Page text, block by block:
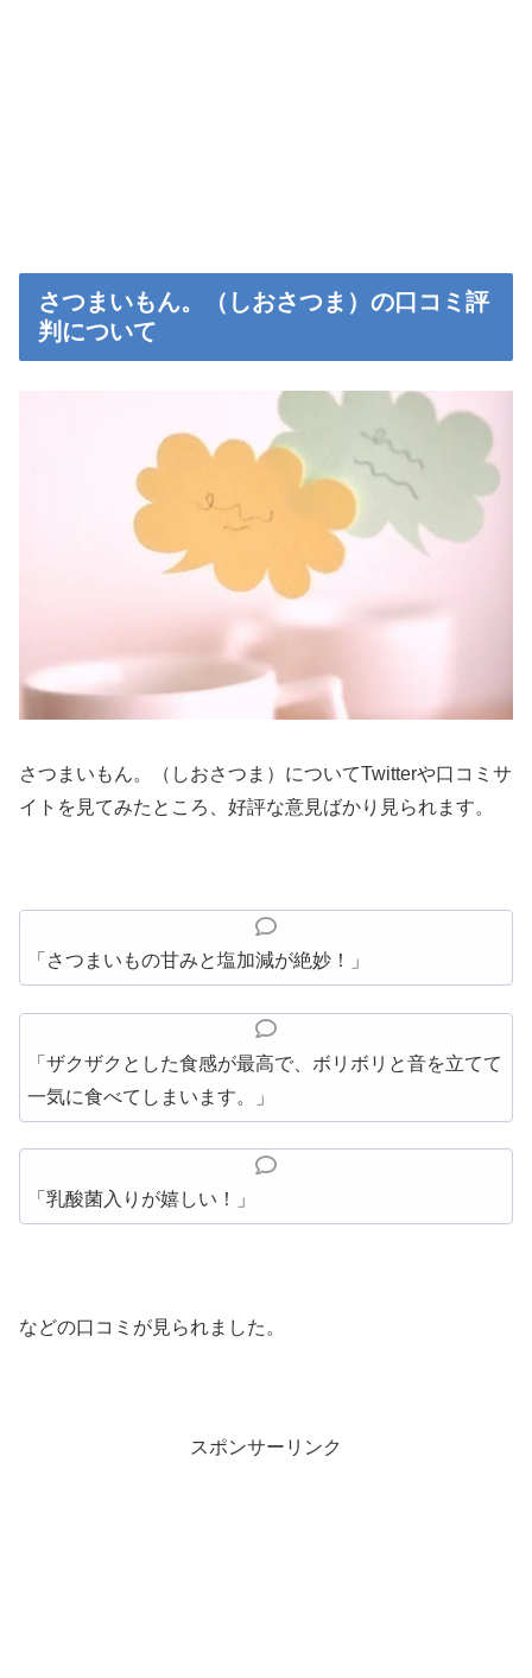
さつまいもん。（しおさつま）の口コミ評
判について
さつまいもん。（しおさつま）についてTwitterや口コミサ
イトを見てみたところ、好評な意見ばかり見られます。
「さつまいもの甘みと塩加減が絶妙！」
「ザクザクとした食感が最高で、ボリボリと音を立てて
一気に食べてしまいます。」
「乳酸菌入りが嬉しい！」
などの口コミが見られました。
スポンサーリンク